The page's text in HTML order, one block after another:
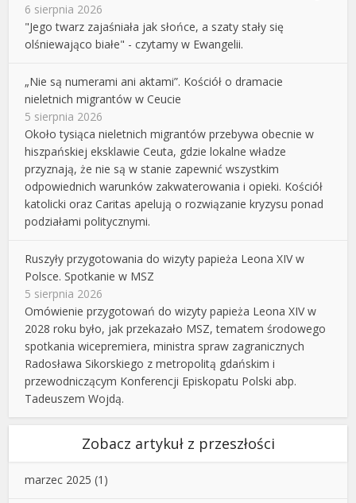
6 sierpnia 2026
"Jego twarz zajaśniała jak słońce, a szaty stały się
olśniewająco białe" - czytamy w Ewangelii.
„Nie są numerami ani aktami”. Kościół o dramacie
nieletnich migrantów w Ceucie
5 sierpnia 2026
Około tysiąca nieletnich migrantów przebywa obecnie w
hiszpańskiej eksklawie Ceuta, gdzie lokalne władze
przyznają, że nie są w stanie zapewnić wszystkim
odpowiednich warunków zakwaterowania i opieki. Kościół
katolicki oraz Caritas apelują o rozwiązanie kryzysu ponad
podziałami politycznymi.
Ruszyły przygotowania do wizyty papieża Leona XIV w
Polsce. Spotkanie w MSZ
5 sierpnia 2026
Omówienie przygotowań do wizyty papieża Leona XIV w
2028 roku było, jak przekazało MSZ, tematem środowego
spotkania wicepremiera, ministra spraw zagranicznych
Radosława Sikorskiego z metropolitą gdańskim i
przewodniczącym Konferencji Episkopatu Polski abp.
Tadeuszem Wojdą.
Zobacz artykuł z przeszłości
marzec 2025 (1)